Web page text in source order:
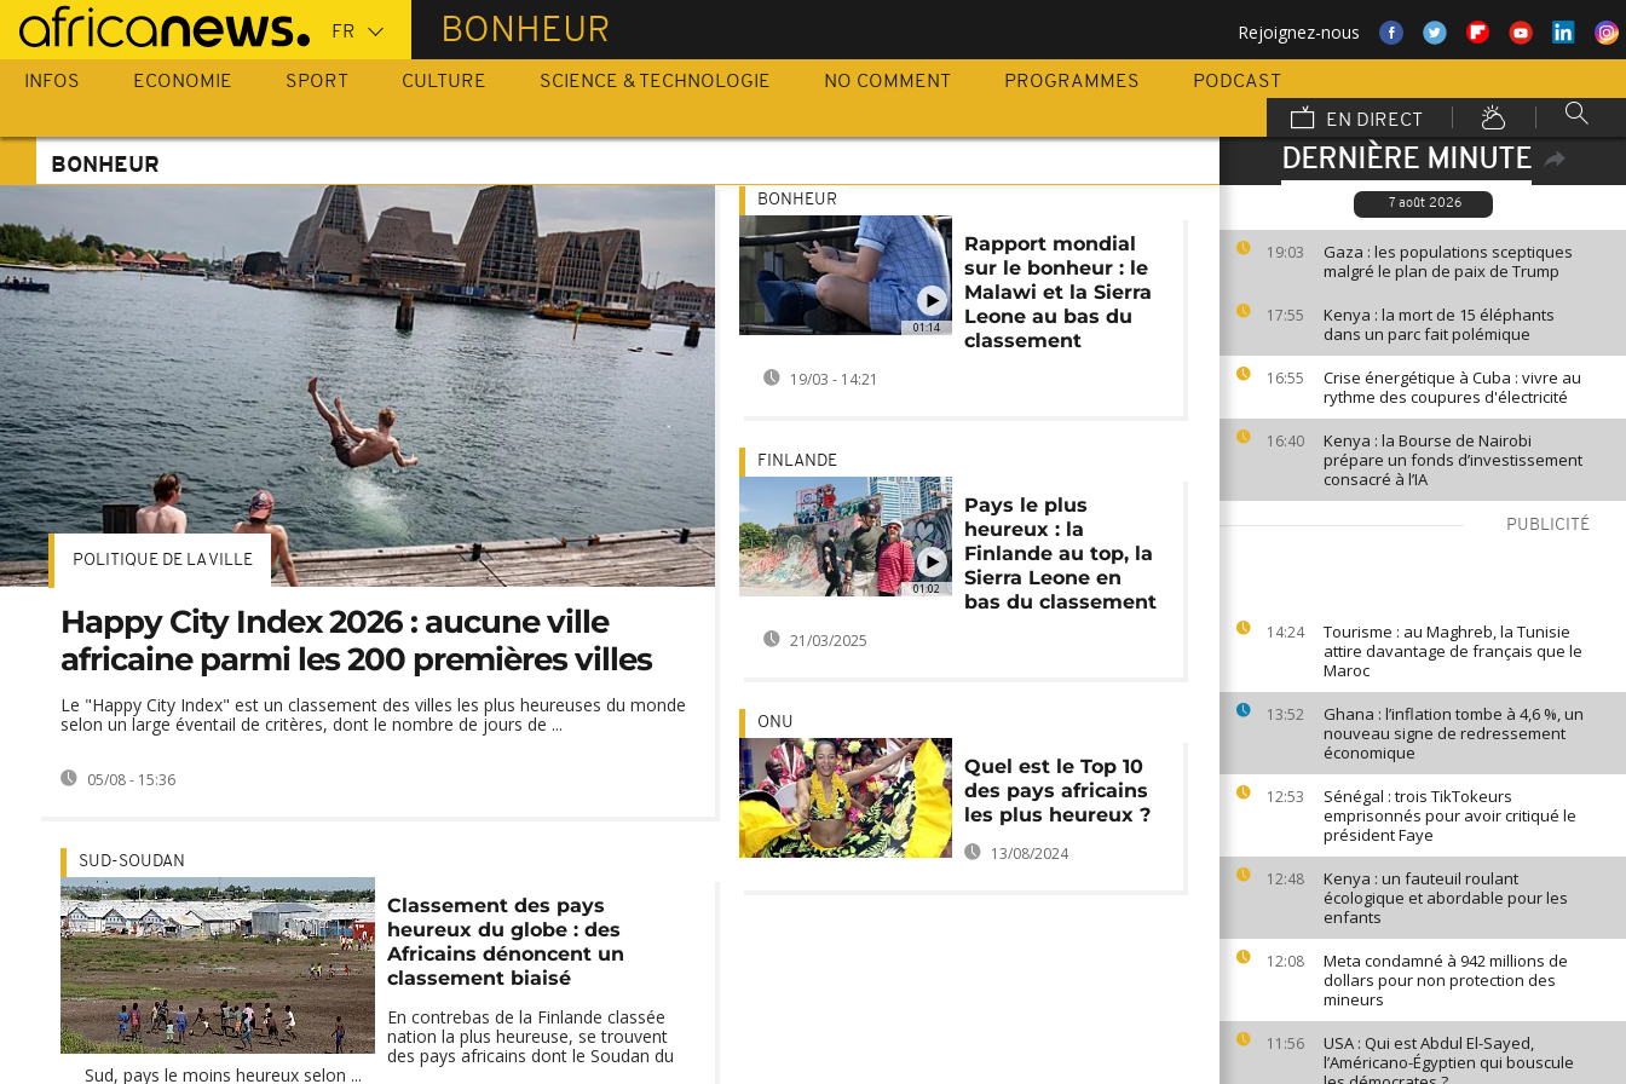
Passer
au
contenu
BONHEUR Rejoignez-nous
INFOS ECONOMIE SPORT CULTURE SCIENCE & TECHNOLOGIE NO COMMENT PROGRAMMES
PODCAST
EN DIRECT
DERNIÈRE MINUTE
7 août 2026
19:03
Gaza : les populations sceptiques
malgré le plan de paix de Trump
17:55
Kenya : la mort de 15 éléphants
dans un parc fait polémique
16:55
Crise énergétique à Cuba : vivre au
rythme des coupures d'électricité
16:40
Kenya : la Bourse de Nairobi
prépare un fonds d’investissement
consacré à l’IA
PUBLICITÉ
14:24
Tourisme : au Maghreb, la Tunisie
attire davantage de français que le
Maroc
13:52
Ghana : l’inflation tombe à 4,6 %, un
nouveau signe de redressement
économique
12:53
Sénégal : trois TikTokeurs
emprisonnés pour avoir critiqué le
président Faye
12:48
Kenya : un fauteuil roulant
écologique et abordable pour les
enfants
12:08
Meta condamné à 942 millions de
dollars pour non protection des
mineurs
11:56
USA : Qui est Abdul El-Sayed,
l’Américano-Égyptien qui bouscule
BONHEUR
POLITIQUE DE LA VILLE
Happy City Index 2026 : aucune ville
africaine parmi les 200 premières villes
Le "Happy City Index" est un classement des villes les plus heureuses du monde
selon un large éventail de critères, dont le nombre de jours de ...
05/08 - 15:36
SUD-SOUDAN
Classement des pays
heureux du globe : des
Africains dénoncent un
classement biaisé
En contrebas de la Finlande classée
nation la plus heureuse, se trouvent
des pays africains dont le Soudan du
Sud, pays le moins heureux selon ...
01:14
BONHEUR
Rapport mondial
sur le bonheur : le
Malawi et la Sierra
Leone au bas du
classement
19/03 - 14:21
01:02
FINLANDE
Pays le plus
heureux : la
Finlande au top, la
Sierra Leone en
bas du classement
21/03/2025
ONU
Quel est le Top 10
des pays africains
les plus heureux ?
13/08/2024